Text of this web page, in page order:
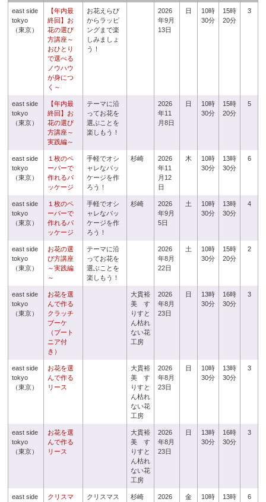
east side
tokyo
（東京）
【年内最
終回】お
花の選び
方講座～
おひとり
で選べる
ノウハウ
が身につ
く～
お花えらび
からラッピ
ングまで楽
しみましょ
う！
2026
年9月
13日
日
10時
30分
15時
20分
3
east side
tokyo
（東京）
【年内最
終回】お
花の選び
方講座～
実践編～
テーマに沿
ってお花を
選ぶことを
楽しもう！
2026
年11
月8日
日
10時
30分
15時
20分
5
east side
tokyo
（東京）
１枚のペ
ーパーで
作れるパ
ッケージ
手軽でオシ
ャレなパッ
ケージを作
ろう！
杉崎
2026
年11
月12
日
木
10時
30分
13時
30分
6
east side
tokyo
（東京）
１枚のペ
ーパーで
作れるパ
ッケージ
手軽でオシ
ャレなパッ
ケージを作
ろう！
杉崎
2026
年9月
5日
土
10時
30分
13時
30分
4
east side
tokyo
（東京）
お花の選
び方講座
～実践編
～
テーマに沿
ってお花を
選ぶことを
楽しもう！
2026
年8月
22日
土
10時
30分
15時
20分
2
east side
tokyo
（東京）
お花を選
んで作る
クラッチ
ブーケ
（ブート
ニア付
き）
大貫裕
美 す
りすと
ん枯れ
ない花
工房
2026
年8月
23日
日
13時
30分
16時
30分
3
east side
tokyo
（東京）
お花を選
んで作る
リース
大貫裕
美 す
りすと
ん枯れ
ない花
工房
2026
年8月
23日
日
10時
30分
13時
30分
3
east side
tokyo
（東京）
お花を選
んで作る
リース
大貫裕
美 す
りすと
ん枯れ
ない花
工房
2026
年8月
23日
日
13時
30分
16時
30分
3
east side
クリスマ
クリスマス
杉崎
2026
金
10時
13時
6